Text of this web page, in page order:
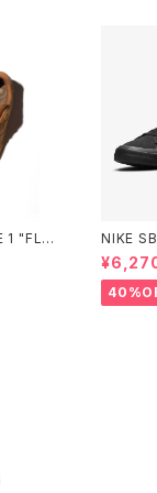
1 "FLA
フォー
ト HM8
NIKE
GT
スビー
ク